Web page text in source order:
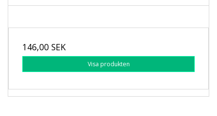
146,00 SEK
Visa produkten